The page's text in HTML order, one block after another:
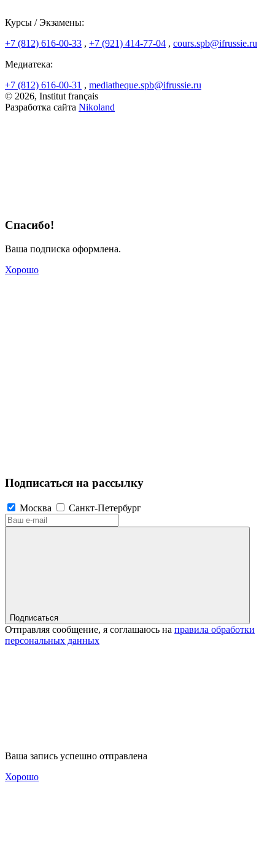
Курсы / Экзамены:
+7 (812) 616-00-33 , +7 (921) 414-77-04 , cours.spb@ifrussie.ru
Медиатека:
+7 (812) 616-00-31 , mediatheque.spb@ifrussie.ru
© 2026, Institut français
Разработка сайта Nikoland
Спасибо!
Ваша подписка оформлена.
Хорошо
Подписаться на рассылку
Москва Санкт-Петербург
Подписаться
Отправляя сообщение, я соглашаюсь на правила обработки
персональных данных
Ваша запись успешно отправлена
Хорошо